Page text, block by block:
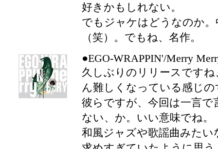
好きかもしれない。
でもジャケはどうなのか
（笑）。でもね、名作。
●EGO-WRAPPIN'/Merry
久しぶりのリリースです
ん難しくなっている感じの
彼らですが、今回は一言
ない、か。いい意味でね。
和風ジャズや歌謡曲みた